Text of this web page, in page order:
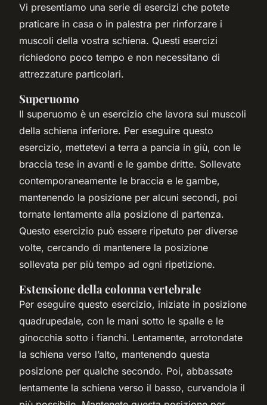
Vi presentiamo una serie di esercizi che potete
praticare in casa o in palestra per rinforzare i
muscoli della vostra schiena. Questi esercizi
richiedono poco tempo e non necessitano di
attrezzature particolari.
Superuomo
Il superuomo è un esercizio che lavora sui muscoli
della schiena inferiore. Per eseguire questo
esercizio, mettetevi a terra a pancia in giù, con le
braccia tese in avanti e le gambe dritte. Sollevate
contemporaneamente le braccia e le gambe,
mantenendo la posizione per alcuni secondi, poi
tornate lentamente alla posizione di partenza.
Questo esercizio può essere ripetuto per diverse
volte, cercando di mantenere la posizione
sollevata per più tempo ad ogni ripetizione.
Estensione della colonna vertebrale
Per eseguire questo esercizio, iniziate in posizione
quadrupedale, con le mani sotto le spalle e le
ginocchia sotto i fianchi. Lentamente, arrotondate
la schiena verso l’alto, mantenendo questa
posizione per qualche secondo. Poi, abbassate
lentamente la schiena verso il basso, curvandola il